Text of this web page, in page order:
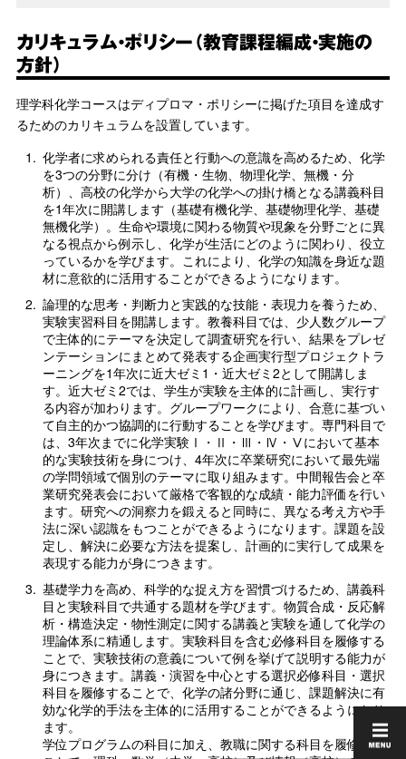
カリキュラム・ポリシー（教育課程編成・実施の
方針）
理学科化学コースはディプロマ・ポリシーに掲げた項目を達成す
るためのカリキュラムを設置しています。
1. 化学者に求められる責任と行動への意識を高めるため、化学
を3つの分野に分け（有機・生物、物理化学、無機・分
析）、高校の化学から大学の化学への掛け橋となる講義科目
を1年次に開講します（基礎有機化学、基礎物理化学、基礎
無機化学）。生命や環境に関わる物質や現象を分野ごとに異
なる視点から例示し、化学が生活にどのように関わり、役立
っているかを学びます。これにより、化学の知識を身近な題
材に意欲的に活用することができるようになります。
2. 論理的な思考・判断力と実践的な技能・表現力を養うため、
実験実習科目を開講します。教養科目では、少人数グループ
で主体的にテーマを決定して調査研究を行い、結果をプレゼ
ンテーションにまとめて発表する企画実行型プロジェクトラ
ーニングを1年次に近大ゼミ1・近大ゼミ2として開講しま
す。近大ゼミ2では、学生が実験を主体的に計画し、実行す
る内容が加わります。グループワークにより、合意に基づい
て自主的かつ協調的に行動することを学びます。専門科目で
は、3年次までに化学実験Ⅰ・Ⅱ・Ⅲ・Ⅳ・Ⅴにおいて基本
的な実験技術を身につけ、4年次に卒業研究において最先端
の学問領域で個別のテーマに取り組みます。中間報告会と卒
業研究発表会において厳格で客観的な成績・能力評価を行い
ます。研究への洞察力を鍛えると同時に、異なる考え方や手
法に深い認識をもつことができるようになります。課題を設
定し、解決に必要な方法を提案し、計画的に実行して成果を
表現する能力が身につきます。
3. 基礎学力を高め、科学的な捉え方を習慣づけるため、講義科
目と実験科目で共通する題材を学びます。物質合成・反応解
析・構造決定・物性測定に関する講義と実験を通して化学の
理論体系に精通します。実験科目を含む必修科目を履修する
ことで、実験技術の意義について例を挙げて説明する能力が
身につきます。講義・演習を中心とする選択必修科目・選択
科目を履修することで、化学の諸分野に通じ、課題解決に有
効な化学的手法を主体的に活用することができるようになり
ます。
学位プログラムの科目に加え、教職に関する科目を履修する